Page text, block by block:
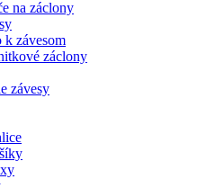
na záclony
k závesom
záclony
závesy